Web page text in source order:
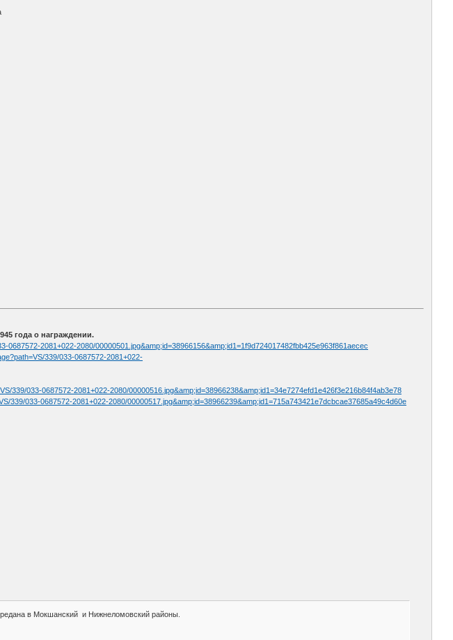
года о награждении.
0687572-2081+022-2080/00000501.jpg&amp;id=38966156&amp;id1=1f9d724017482fbb425e963f861aecec
339/033-0687572-2081+022-
339/033-0687572-2081+022-2080/00000516.jpg&amp;id=38966238&amp;id1=34e7274efd1e426f3e216b84f4ab3e78
339/033-0687572-2081+022-2080/00000517.jpg&amp;id=38966239&amp;id1=715a743421e7dcbcae37685a49c4d60e
в Мокшанский и Нижнеломовский районы.